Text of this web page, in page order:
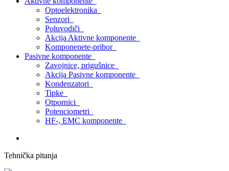
Optoelektronika
Senzori
Poluvodiči
Akcija Aktivne komponente
Komponenete-pribor
Pasivne komponente
Zavojnice, prigušnice
Akcija Pasivne komponente
Kondenzatori
Tipke
Otpornici
Potenciometri
HF-, EMC komponente
Tehnička pitanja